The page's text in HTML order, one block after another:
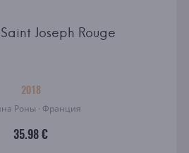
Joseph Rouge
2018
Роны · Франция
35.98 €